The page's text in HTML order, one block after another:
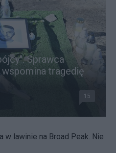
Sprawca
tragedię
15
w lawinie na Broad Peak. Nie